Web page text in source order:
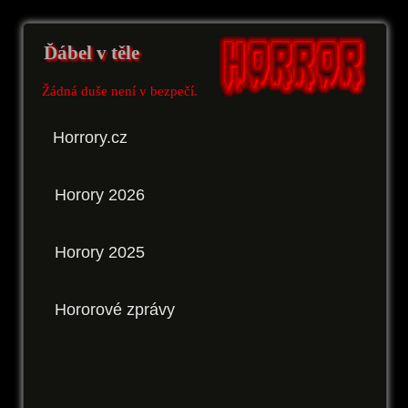
Ďábel v těle
Žádná duše není v bezpečí.
Horrory.cz
Horory 2026
Horory 2025
Hororové zprávy